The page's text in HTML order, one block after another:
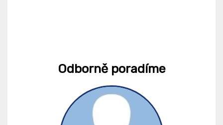
Odborně poradíme